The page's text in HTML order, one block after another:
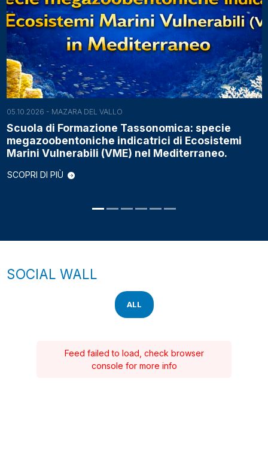
05.10.2026 - MAZARA DEL VALLO
Scuola di Formazione Tassonomica: specie
megazoobentoniche indicatrici di Ecosistemi
Marini Vulnerabili (VME) nel Mediterraneo.
SCOPRI DI PIÙ
SOCIAL WALL
ALL
Feed failed to load, check browser
console for more info